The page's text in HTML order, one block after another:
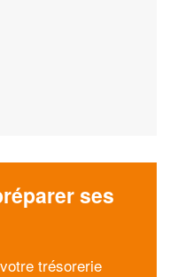
ses
trésorerie